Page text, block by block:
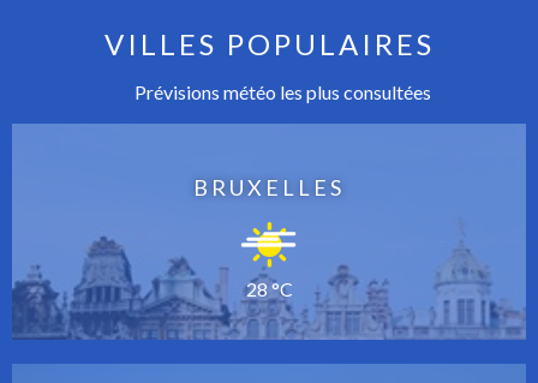
VILLES POPULAIRES
Prévisions météo les plus consultées
BRUXELLES
28 °C